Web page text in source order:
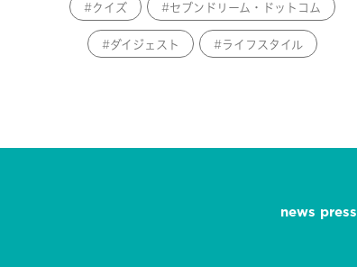
クイズ セブンドリーム・ドットコム
ダイジェスト ライフスタイル
news press